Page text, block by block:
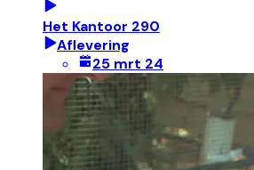
Het Kantoor 290
Aflevering
25 mrt 24